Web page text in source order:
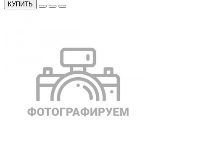
КУПИТЬ